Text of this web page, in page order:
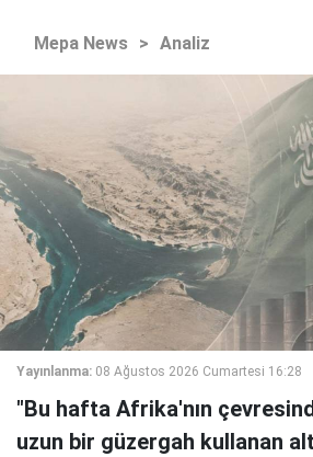
Mepa News > Analiz
Yayınlanma: 08 Ağustos 2026 Cumartesi 16:28
"Bu hafta Afrika'nın
uzun bir güzergah kullanan